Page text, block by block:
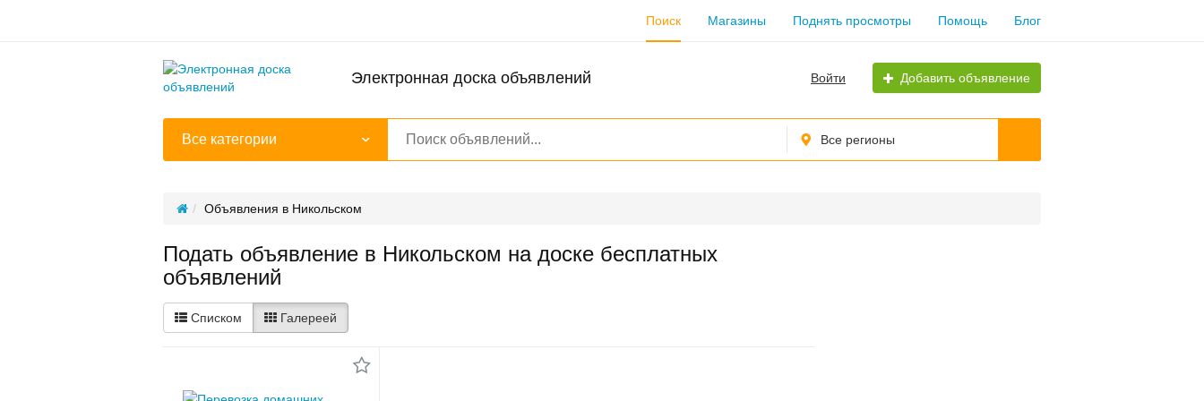
Поиск Магазины Поднять просмотры Помощь Блог
Электронная доска объявлений Войти Добавить объявление
Все категории Все регионы
Объявления в Никольском
Подать объявление в Никольском на доске бесплатных
объявлений
Списком Галереей